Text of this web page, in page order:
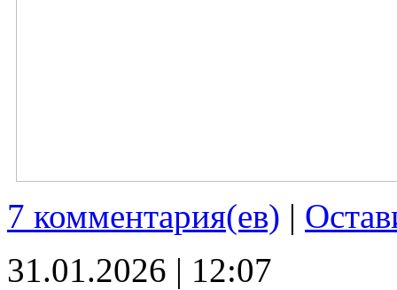
7 комментария(ев) |
31.01.2026 | 12:07